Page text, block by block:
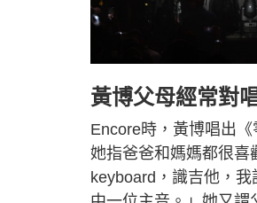
黃博父母經常對
Encore時，黃博唱出
她指爸爸和媽媽都很喜
keyboard，識吉他，